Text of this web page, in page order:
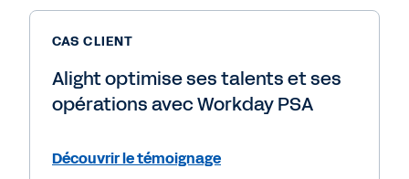
CAS CLIENT
Alight optimise ses talents et ses
opérations avec Workday PSA
Découvrir le témoignage